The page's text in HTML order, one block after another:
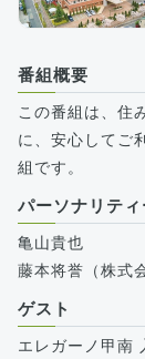
番組概要
この番組は、住
に、安心してご
組です。
パーソナリティ
亀山貴也
藤本将誉（株式
ゲスト
エレガーノ甲南